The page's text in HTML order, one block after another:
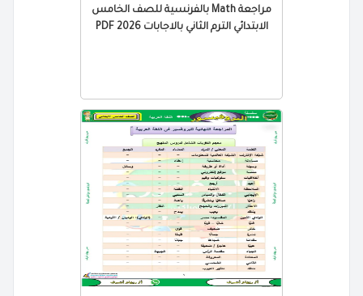
مراجعة Math بالفرنسية للصف الخامس
الابتدائي الترم الثاني بالاجابات 2026 PDF